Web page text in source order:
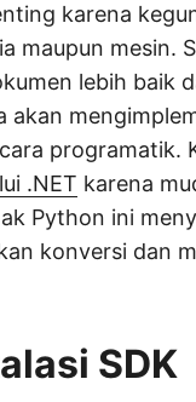
karena
maupun mesin.
lebih baik
akan
programatik.
.NET karena
Python ini
konversi dan
SDK